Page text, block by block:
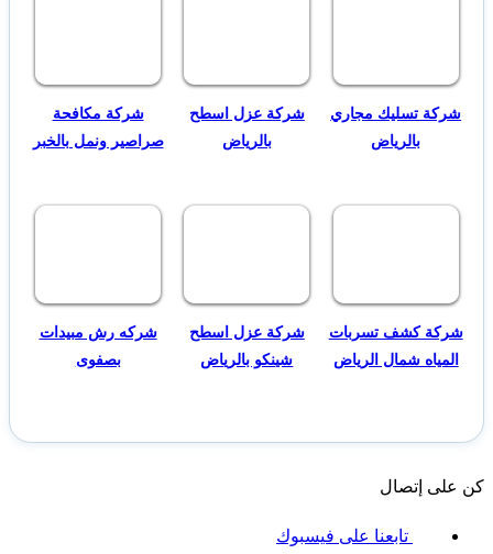
شركة تسليك مجاري
بالرياض
شركة عزل اسطح
بالرياض
شركة مكافحة
صراصير ونمل بالخبر
شركة كشف تسربات
المياه شمال الرياض
شركة عزل اسطح
شينكو بالرياض
شركه رش مبيدات
بصفوى
كن على إتصال
تابعنا على فيسبوك